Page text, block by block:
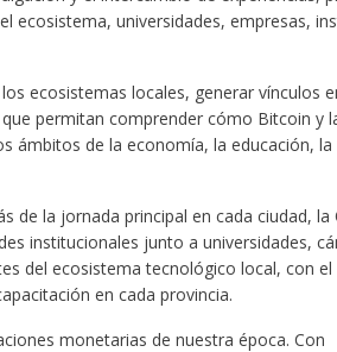
ecosistema, universidades, empresas,
ecosistemas locales, generar vínculos
permitan comprender cómo Bitcoin y
ámbitos de la economía, la educación, la
de la jornada principal en cada ciudad, la
institucionales junto a universidades,
del ecosistema tecnológico local, con
en cada provincia.
monetarias de nuestra época. Con